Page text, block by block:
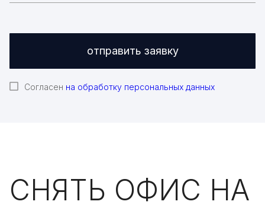
отправить заявку
Согласен на обработку персональных данных
СНЯТЬ ОФИС НА